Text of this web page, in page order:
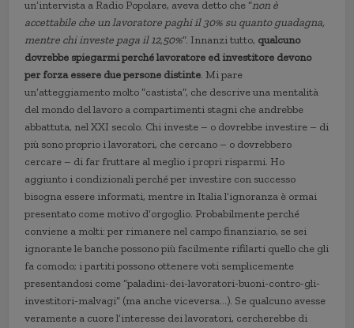
un’intervista a Radio Popolare, aveva detto che “non è
accettabile che un lavoratore paghi il 30% su quanto guadagna,
mentre chi investe paga il 12,50%“. Innanzi tutto, qualcuno
dovrebbe spiegarmi perché lavoratore ed investitore devono
per forza essere due persone distinte. Mi pare
un’atteggiamento molto “castista”, che descrive una mentalità
del mondo del lavoro a compartimenti stagni che andrebbe
abbattuta, nel XXI secolo. Chi investe – o dovrebbe investire – di
più sono proprio i lavoratori, che cercano – o dovrebbero
cercare – di far fruttare al meglio i propri risparmi. Ho
aggiunto i condizionali perché per investire con successo
bisogna essere informati, mentre in Italia l’ignoranza è ormai
presentato come motivo d’orgoglio. Probabilmente perché
conviene a molti: per rimanere nel campo finanziario, se sei
ignorante le banche possono più facilmente rifilarti quello che gli
fa comodo; i partiti possono ottenere voti semplicemente
presentandosi come “paladini-dei-lavoratori-buoni-contro-gli-
investitori-malvagi” (ma anche viceversa…). Se qualcuno avesse
veramente a cuore l’interesse dei lavoratori, cercherebbe di